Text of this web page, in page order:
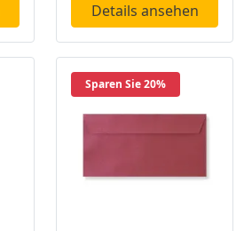
Details ansehen
Sparen Sie 20%